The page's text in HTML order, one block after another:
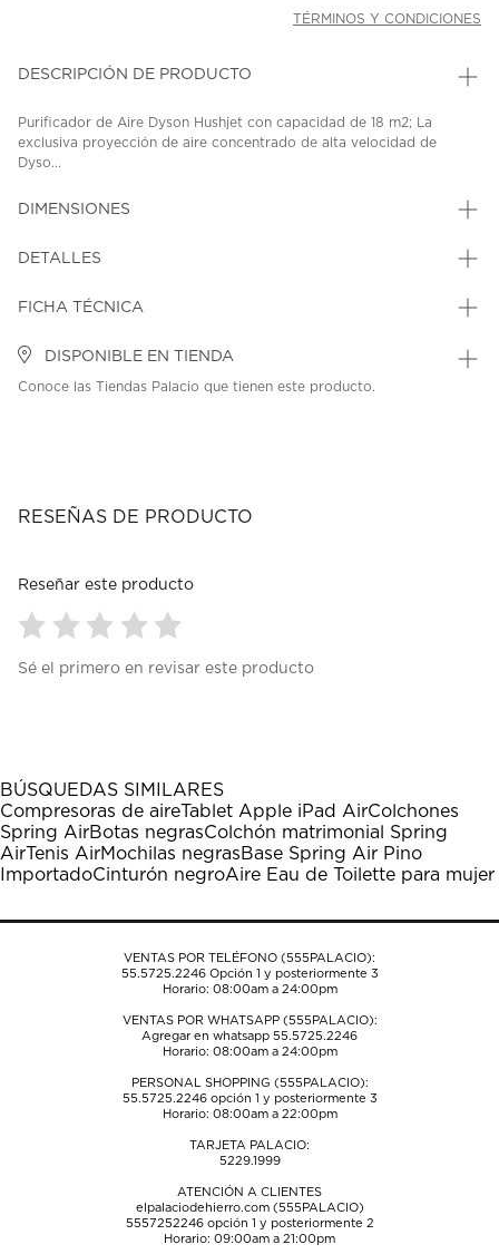
TÉRMINOS Y CONDICIONES
DESCRIPCIÓN DE PRODUCTO
Purificador de Aire Dyson Hushjet con capacidad de 18 m2; La
exclusiva proyección de aire concentrado de alta velocidad de
Dyso...
DIMENSIONES
DETALLES
FICHA TÉCNICA
DISPONIBLE EN TIENDA
Conoce las Tiendas Palacio que tienen este producto.
RESEÑAS DE PRODUCTO
Reseñar este producto
para
1
estrella
Esta
acción
abrirá
el
de
para
estrellas.
Esta
acción
abrirá
el
de
para
estrellas.
Esta
acción
abrirá
el
de
para
estrellas.
Esta
acción
abrirá
el
de
para
estrellas.
Esta
acción
abrirá
el
de
Sé el primero en revisar este producto
BÚSQUEDAS SIMILARES
Compresoras de aireTablet Apple iPad AirColchones
Spring AirBotas negrasColchón matrimonial Spring
AirTenis AirMochilas negrasBase Spring Air Pino
ImportadoCinturón negroAire Eau de Toilette para mujer
VENTAS POR TELÉFONO (555PALACIO):
55.5725.2246Opción 1 y posteriormente 3
Horario: 08:00am a 24:00pm
VENTAS POR WHATSAPP (555PALACIO):
Agregar en whatsapp 55.5725.2246
Horario: 08:00am a 24:00pm
PERSONAL SHOPPING (555PALACIO):
55.5725.2246opción 1 y posteriormente 3
Horario: 08:00am a 22:00pm
TARJETA PALACIO:
5229.1999
ATENCIÓN A CLIENTES
elpalaciodehierro.com (555PALACIO)
5557252246opción 1 y posteriormente 2
Horario: 09:00am a 21:00pm